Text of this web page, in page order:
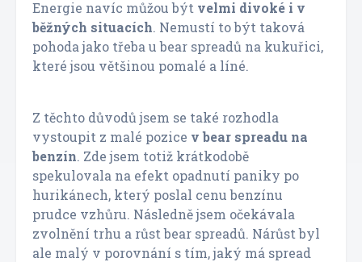
Energie navíc můžou být velmi divoké i v
běžných situacích. Nemustí to být taková
pohoda jako třeba u bear spreadů na kukuřici,
které jsou většinou pomalé a líné.
Z těchto důvodů jsem se také rozhodla
vystoupit z malé pozice v bear spreadu na
benzín. Zde jsem totiž krátkodobě
spekulovala na efekt opadnutí paniky po
hurikánech, který poslal cenu benzínu
prudce vzhůru. Následně jsem očekávala
zvolnění trhu a růst bear spreadů. Nárůst byl
ale malý v porovnání s tím, jaký má spread